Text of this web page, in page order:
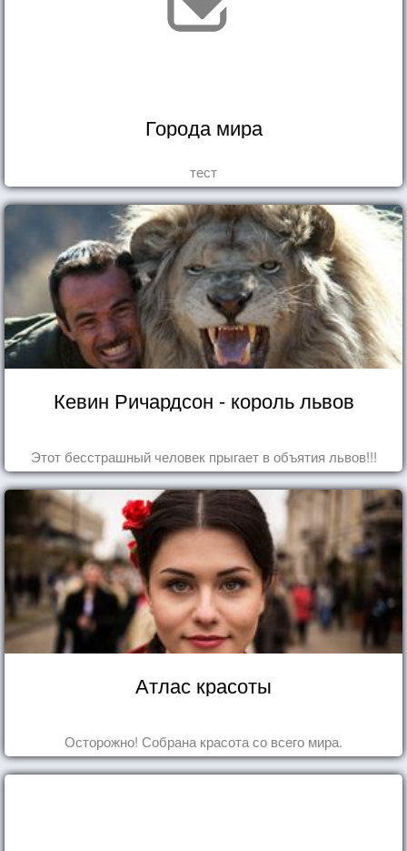
Города мира
тест
Кевин Ричардсон - король львов
Этот бесстрашный человек прыгает в объятия львов!!!
Атлас красоты
Осторожно! Собрана красота со всего мира.